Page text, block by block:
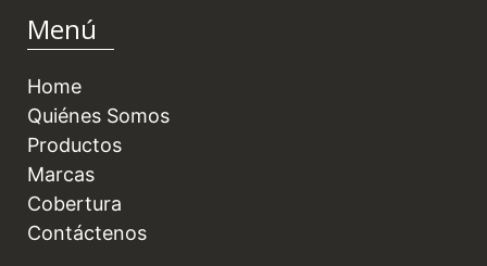
Menú
Home
Quiénes Somos
Productos
Marcas
Cobertura
Contáctenos